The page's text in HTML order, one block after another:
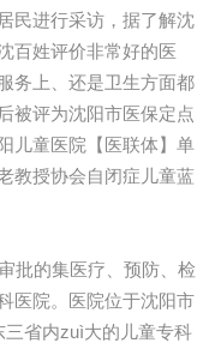
民进行采访，据了解沈
百姓评价非常好的医
务上、还是卫生方面都
被评为沈阳市医保定点
儿童医院【医联体】单
教授协会自闭症儿童蓝
批的集医疗、预防、检
医院。医院位于沈阳市
省内zuì大的儿童专科